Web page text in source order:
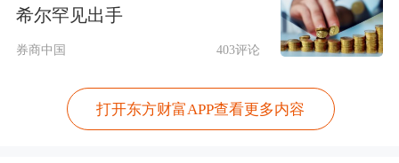
与上述科技股形成对比的是，腾讯控股
的卖空压力有所缓解，其卖空股份从14
日的273.63万股下降至16日的176.45万
股，降幅约35.5%。
希尔罕见出手
券商中国 403评论
打开东方财富APP查看更多内容